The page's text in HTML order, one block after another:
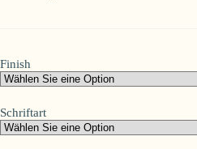
Finish
Schriftart